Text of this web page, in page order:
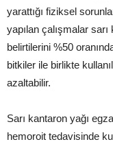
yarattığı fiziksel
yapılan çalışmalar
belirtilerini %50
bitkiler ile birlikte
azaltabilir.
Sarı kantaron yağı
hemoroit tedavisinde